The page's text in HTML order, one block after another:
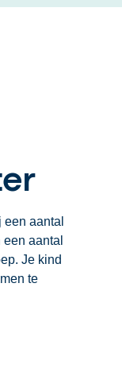
aantal
aantal
Je kind
te